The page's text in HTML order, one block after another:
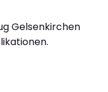
Gelsenkirchen